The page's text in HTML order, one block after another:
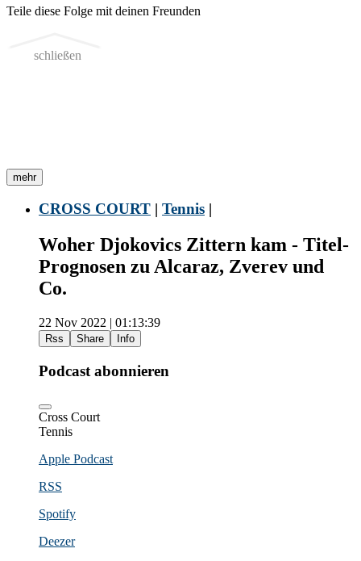
Teile diese Folge mit deinen Freunden
schließen
mehr
CROSS COURT | Tennis |
Woher Djokovics Zittern kam - Titel-
Prognosen zu Alcaraz, Zverev und
Co.
22 Nov 2022 | 01:13:39
Rss Share Info
Podcast abonnieren
Cross Court
Tennis
Apple Podcast
RSS
Spotify
Deezer